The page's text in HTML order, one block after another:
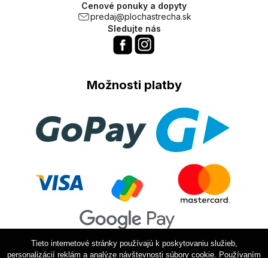
Cenové ponuky a dopyty
predaj@plochastrecha.sk
Sledujte nás
Možnosti platby
Tieto internetové stránky používajú k poskytovaniu služieb,
personalizácií reklám a analýze návštevnosti súbory cookie. Používaním